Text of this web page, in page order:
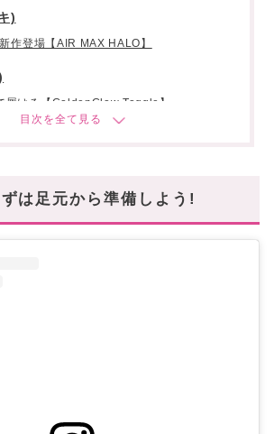
)
作登場【AIR MAX HALO】
履ける【GoldenGlow Toggle】
厚底【W GOLDENSTAR VILLA】
スニーカー【MOAB SPEED 2 MJ】
ズ)
ケてるビーサン【XW2S0552 PVS】
は足元から準備しよう!